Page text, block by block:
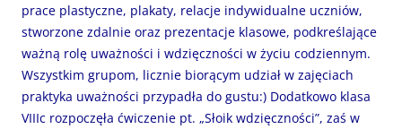
prace plastyczne, plakaty, relacje indywidualne uczniów,
stworzone zdalnie oraz prezentacje klasowe, podkreślające
ważną rolę uważności i wdzięczności w życiu codziennym.
Wszystkim grupom, licznie biorącym udział w zajęciach
praktyka uważności przypadła do gustu:) Dodatkowo klasa
VIIIc rozpoczęła ćwiczenie pt. „Słoik wdzięczności”, zaś w